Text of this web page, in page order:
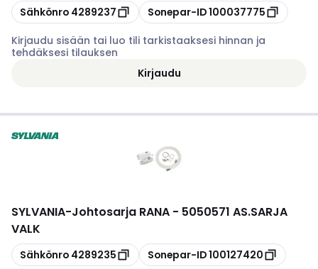
Kopioi
Sähkönro 4289237 Kopioi
Sonepar-ID100037775
Kirjaudu sisään tai luo tili tarkistaaksesi hinnan ja
tehdäksesi tilauksen
Kirjaudu
SYLVANIA-Johtosarja RANA - 5050571 AS.SARJA
VALK
Kopioi
Sähkönro 4289235 Kopioi
Sonepar-ID100127420